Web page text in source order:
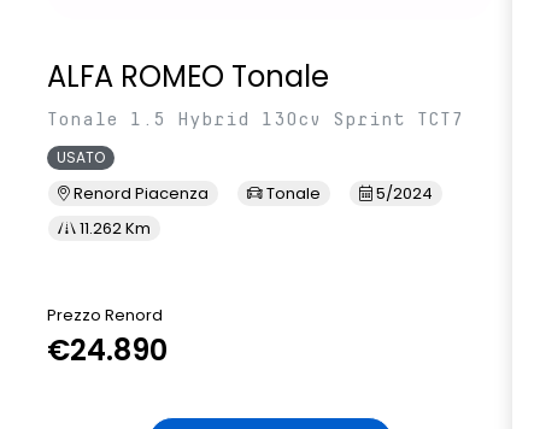
ALFA ROMEO Tonale
Tonale 1.5 Hybrid 130cv Sprint TCT7
USATO
Renord Piacenza Tonale
5/2024
11.262 Km
Prezzo Renord
€24.890